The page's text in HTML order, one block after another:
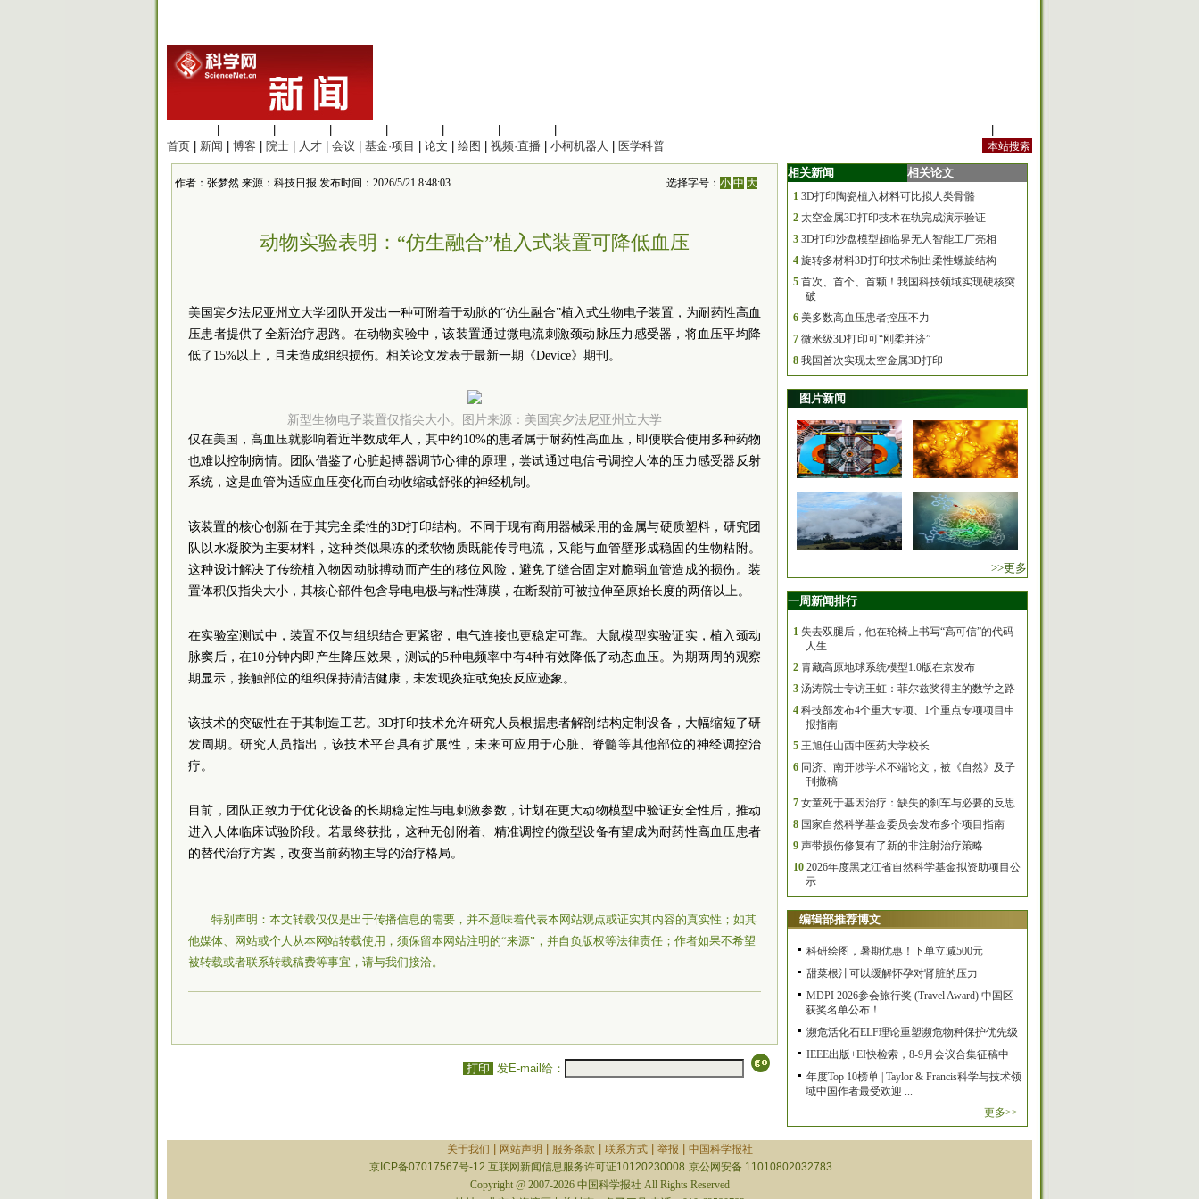
首页
新闻 博客 院士 人才 会议 基金·项目 论文 绘图 视频·直播 小柯机器人 医学科普
作者：张梦然 来源：科技日报 发布时间：2026/5/21 8:48:03 选择字号：小 中 大
动物实验表明：“仿生融合”植入式装置可降低血压
美国宾夕法尼亚州立大学团队开发出一种可附着于动脉的“仿生融合”植入式生物电子装置，为耐药性高血
压患者提供了全新治疗思路。在动物实验中，该装置通过微电流刺激颈动脉压力感受器，将血压平均降
低了15%以上，且未造成组织损伤。相关论文发表于最新一期《Device》期刊。
新型生物电子装置仅指尖大小。图片来源：美国宾夕法尼亚州立大学
仅在美国，高血压就影响着近半数成年人，其中约10%的患者属于耐药性高血压，即便联合使用多种药物
也难以控制病情。团队借鉴了心脏起搏器调节心律的原理，尝试通过电信号调控人体的压力感受器反射
系统，这是血管为适应血压变化而自动收缩或舒张的神经机制。
该装置的核心创新在于其完全柔性的3D打印结构。不同于现有商用器械采用的金属与硬质塑料，研究团
队以水凝胶为主要材料，这种类似果冻的柔软物质既能传导电流，又能与血管壁形成稳固的生物粘附。
这种设计解决了传统植入物因动脉搏动而产生的移位风险，避免了缝合固定对脆弱血管造成的损伤。装
置体积仅指尖大小，其核心部件包含导电电极与粘性薄膜，在断裂前可被拉伸至原始长度的两倍以上。
在实验室测试中，装置不仅与组织结合更紧密，电气连接也更稳定可靠。大鼠模型实验证实，植入颈动
脉窦后，在10分钟内即产生降压效果，测试的5种电频率中有4种有效降低了动态血压。为期两周的观察
期显示，接触部位的组织保持清洁健康，未发现炎症或免疫反应迹象。
该技术的突破性在于其制造工艺。3D打印技术允许研究人员根据患者解剖结构定制设备，大幅缩短了研
发周期。研究人员指出，该技术平台具有扩展性，未来可应用于心脏、脊髓等其他部位的神经调控治
疗。
目前，团队正致力于优化设备的长期稳定性与电刺激参数，计划在更大动物模型中验证安全性后，推动
进入人体临床试验阶段。若最终获批，这种无创附着、精准调控的微型设备有望成为耐药性高血压患者
的替代治疗方案，改变当前药物主导的治疗格局。
特别声明：本文转载仅仅是出于传播信息的需要，并不意味着代表本网站观点或证实其内容的真实性；如其
他媒体、网站或个人从本网站转载使用，须保留本网站注明的“来源”，并自负版权等法律责任；作者如果不希望
被转载或者联系转载稿费等事宜，请与我们接洽。
打印 发E-mail给：
相关新闻 相关论文
1 3D打印陶瓷植入材料可比拟人类骨骼
2 太空金属3D打印技术在轨完成演示验证
3 3D打印沙盘模型超临界无人智能工厂亮相
4 旋转多材料3D打印技术制出柔性螺旋结构
5 首次、首个、首颗！我国科技领域实现硬核突
破
6 美多数高血压患者控压不力
7 微米级3D打印可“刚柔并济”
8 我国首次实现太空金属3D打印
图片新闻
>>更多
一周新闻排行
1 失去双腿后，他在轮椅上书写“高可信”的代码
人生
2 青藏高原地球系统模型1.0版在京发布
3 汤涛院士专访王虹：菲尔兹奖得主的数学之路
4 科技部发布4个重大专项、1个重点专项项目申
报指南
5 王旭任山西中医药大学校长
6 同济、南开涉学术不端论文，被《自然》及子
刊撤稿
7 女童死于基因治疗：缺失的刹车与必要的反思
8 国家自然科学基金委员会发布多个项目指南
9 声带损伤修复有了新的非注射治疗策略
10 2026年度黑龙江省自然科学基金拟资助项目公
示
编辑部推荐博文
科研绘图，暑期优惠！下单立减500元
甜菜根汁可以缓解怀孕对肾脏的压力
MDPI 2026参会旅行奖 (Travel Award) 中国区
获奖名单公布！
濒危活化石ELF理论重塑濒危物种保护优先级
IEEE出版+EI快检索，8-9月会议合集征稿中
年度Top 10榜单 | Taylor & Francis科学与技术领
域中国作者最受欢迎 ...
更多>>
关于我们 网站声明 服务条款 联系方式| 举报
中国科学报社
京ICP备07017567号-12 互联网新闻信息服务许可证10120230008 京公网安备 11010802032783
Copyright @ 2007-2026 中国科学报社 All Rights Reserved